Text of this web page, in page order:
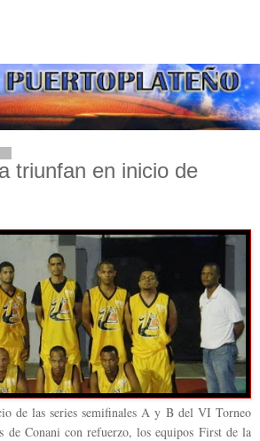
triunfan en inicio de
de las series semifinales A y B del VI Torneo
de Conani con refuerzo, los equipos First de la